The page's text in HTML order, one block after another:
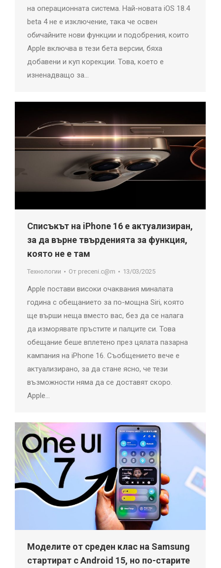
на операционната система. Най-новата iOS 18.4
beta 4 не е изключение, така че освен
обичайните нови функции и подобрения, които
Apple включва в тези бета версии, бяха
добавени и куп корекции. Това, което е
изненадващо за…
Списъкът на iPhone 16 е актуализиран,
за да върне твърденията за функция,
която не е там
Технологии От preceni.c@m 13/03/2025
Apple постави високи очаквания миналата
година с обещанието за по-мощна Siri, която
ще върши неща вместо вас, без да се налага
да изморявате пръстите и палците си. Това
обещание беше вплетено през цялата пазарна
кампания на iPhone 16. Съобщението вече е
актуализирано, за да стане ясно, че тези
възможности няма да се доставят скоро.
Apple…
Моделите от среден клас на Samsung
стартират с Android 15, но по-старите